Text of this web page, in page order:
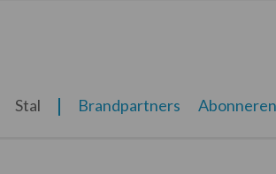
Stal Brandpartners